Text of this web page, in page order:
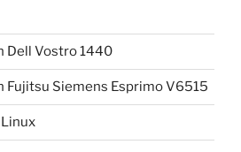
Dell Vostro 1440
Fujitsu Siemens Esprimo V6515